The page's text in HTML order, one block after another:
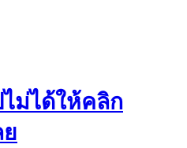
ม่ได้ให้คลิก